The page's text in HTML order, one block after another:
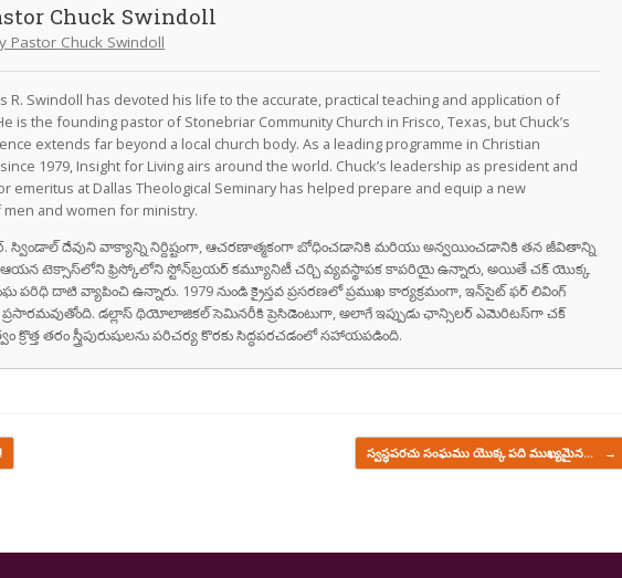
Chuck Swindoll
Pastor Chuck Swindoll
R. Swindoll has devoted his life to the accurate, practical teaching and application of
is the founding pastor of Stonebriar Community Church in Frisco, Texas, but Chuck’s
extends far beyond a local church body. As a leading programme in Christian
1979, Insight for Living airs around the world. Chuck’s leadership as president and
emeritus at Dallas Theological Seminary has helped prepare and equip a new
and women for ministry.
స్విండాల్ దేవుని వాక్యాన్ని నిర్దిష్టంగా, ఆచరణాత్మకంగా బోధించడానికి మరియు అన్వయించడానికి తన జీవితాన్ని
ఆయన టెక్సాస్‌లోని ఫ్రిస్కోలోని స్టోన్‌బ్రయర్ కమ్యూనిటీ చర్చి వ్యవస్థాపక కాపరియై ఉన్నారు, అయితే చక్ యొక్క
పరిధి దాటి వ్యాపించి ఉన్నారు. 1979 నుండి క్రైస్తవ ప్రసరణలో ప్రముఖ కార్యక్రమంగా, ఇన్‌సైట్ ఫర్ లివింగ్
ప్రసారమవుతోంది. డల్లాస్ థియోలాజికల్ సెమినరీకి ప్రెసిడెంటుగా, అలాగే ఇప్పుడు ఛాన్సిలర్ ఎమెరిటస్‌గా చక్
తరం స్త్రీపురుషులను పరిచర్య కొరకు సిద్ధపరచడంలో సహాయపడింది.
స్వస్థపరచు సంఘము యొక్క పది ముఖ్యమైన… →